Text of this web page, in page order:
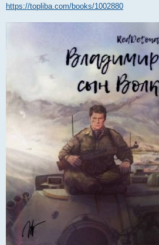
https://topliba.com/books/1002880